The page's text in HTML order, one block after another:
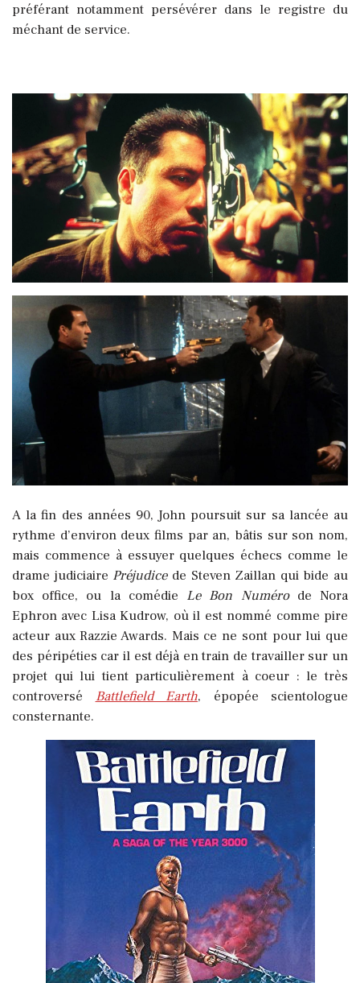
préférant notamment persévérer dans le registre du
méchant de service.
A la fin des années 90, John poursuit sur sa lancée au
rythme d’environ deux films par an, bâtis sur son nom,
mais commence à essuyer quelques échecs comme le
drame judiciaire Préjudicede Steven Zaillan qui bide au
box office, ou la comédie Le Bon Numéro de Nora
Ephron avec Lisa Kudrow, où il est nommé comme pire
acteur aux Razzie Awards. Mais ce ne sont pour lui que
des péripéties car il est déjà en train de travailler sur un
projet qui lui tient particulièrement à coeur : le très
controversé Battlefield Earth, épopée scientologue
consternante.